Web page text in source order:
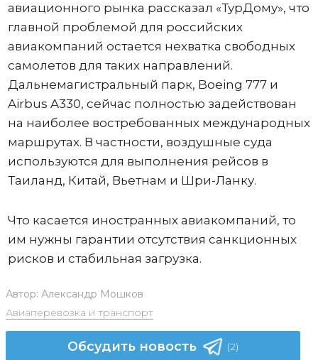
авиационного рынка рассказал «ТурДому», что
главной проблемой для российских
авиакомпаний остается нехватка свободных
самолетов для таких направлений.
Дальнемагистральный парк, Boeing 777 и
Airbus A330, сейчас полностью задействован
на наиболее востребованных международных
маршрутах. В частности, воздушные суда
используются для выполнения рейсов в
Таиланд, Китай, Вьетнам и Шри-Ланку.
Что касается иностранных авиакомпаний, то
им нужны гарантии отсутствия санкционных
рисков и стабильная загрузка.
Автор: Александр Мошков
Авиаперевозка и транспорт
Обсудить новость (2)